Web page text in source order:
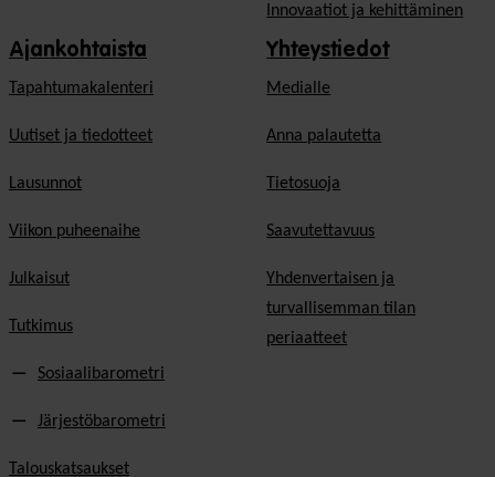
Innovaatiot ja kehittäminen
Ajankohtaista
Tapahtumakalenteri
Uutiset ja tiedotteet
Lausunnot
Viikon puheenaihe
Julkaisut
Tutkimus
Sosiaalibarometri
Järjestöbarometri
Talouskatsaukset
Yhteystiedot
Medialle
Anna palautetta
Tietosuoja
Saavutettavuus
Yhdenvertaisen ja
turvallisemman tilan
periaatteet